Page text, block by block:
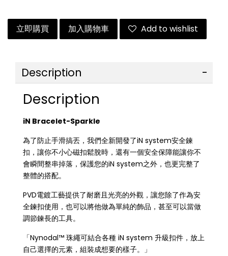
立即購買 加入購物車 Add to wishlist
Description
Description
iN Bracelet-Sparkle
為了防止手滑搞丟，我們全新開發了iN system安全鍊
扣，讓你不小心磁扣鬆脫時，還有一個安全保障能讓你不
會瞬間整串掉落，保護您的iN system之外，也更完整了
整體的搭配。
PVD電鍍工藝提供了耐磨且光亮的外觀，讓您除了作為安
全鍊扣使用，也可以將他做為單純的飾品，甚至可以當做
調節鍊長的工具。
「Nynodal™ 珠繩可結合各種 iN system 升級扣件，放上
自己選擇的元素，組裝成想要的樣子。」